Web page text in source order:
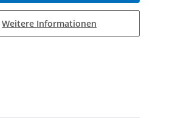
Weitere Informationen